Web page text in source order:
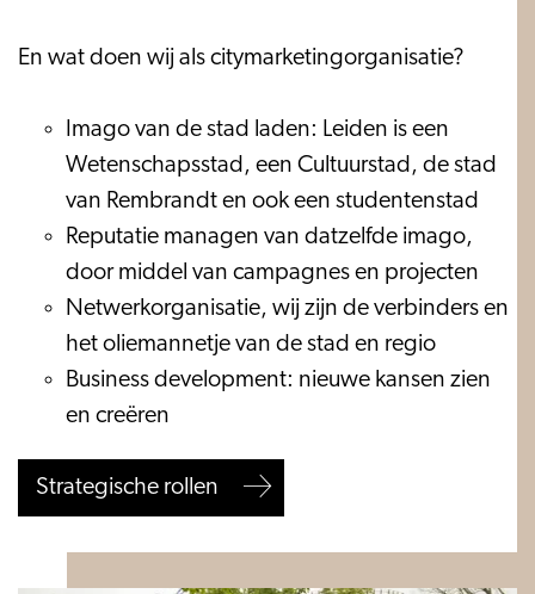
En wat doen wij als citymarketingorganisatie?
Imago van de stad laden: Leiden is een
Wetenschapsstad, een Cultuurstad, de stad
van Rembrandt en ook een studentenstad
Reputatie managen van datzelfde imago,
door middel van campagnes en projecten
Netwerkorganisatie, wij zijn de verbinders en
het oliemannetje van de stad en regio
Business development: nieuwe kansen zien
en creëren
Strategische rollen